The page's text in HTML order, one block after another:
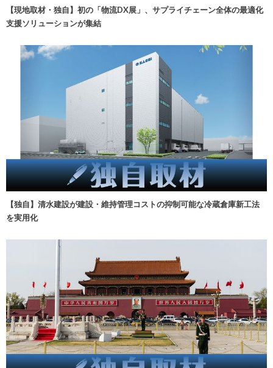
【現地取材・独自】初の「物流DX展」、サプライチェーン全体の最適化
支援ソリューションが集結
【独自】清水建設が建設・維持管理コストの抑制可能な冷蔵倉庫新工法
を実用化